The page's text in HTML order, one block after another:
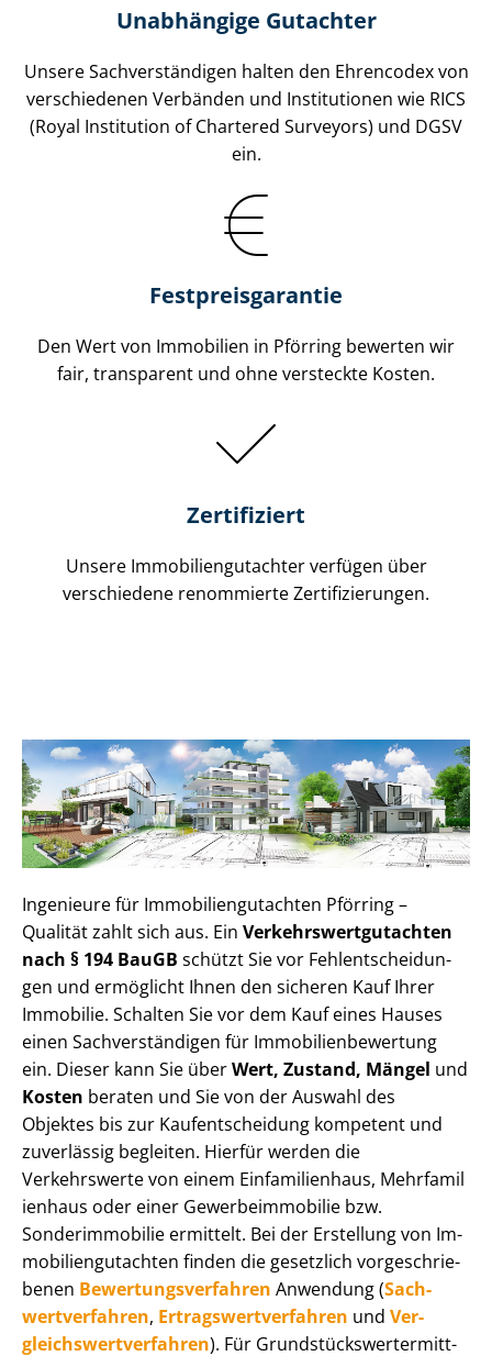
Unabhängige Gutachter
Unsere Sach­ver­stän­di­gen halten den Ehrencodex von
verschiedenen Verbänden und Institutionen wie RICS
(Royal Institution of Chartered Surveyors) und DGSV
ein.
Festpreis​garantie
Den Wert von Immobilien in Pförring bewerten wir
fair, transparent und ohne versteckte Kosten.
Zertifiziert
Unsere Immobilien­gutachter verfügen über
verschiedene renommierte Zer­ti­fi­zie­run­gen.
Ingenieure für Im­mo­bi­li­en­gut­ach­ten Pförring –
Qualität zahlt sich aus. Ein Ver­kehrs­wert­gut­ach­ten
nach § 194 BauGB schützt Sie vor Fehl­ent­schei­dun­
gen und ermöglicht Ihnen den sicheren Kauf Ihrer
Immobilie. Schalten Sie vor dem Kauf eines Hauses
einen Sach­ver­stän­di­gen für Im­mo­bi­li­en­be­wer­tung
ein. Dieser kann Sie überWert, Zustand, Mängel und
Kosten beraten und Sie von der Auswahl des
Objektes bis zur Kauf­ent­schei­dung kompetent und
zuverlässig begleiten. Hierfür werden die
Verkehrswerte von einem Einfamilienhaus, Mehr­fa­mi­l
i­en­haus oder einer Ge­wer­be­im­mo­bi­lie bzw.
Sonderimmobilie ermittelt. Bei der Erstellung von Im­
mo­bi­li­en­gut­ach­ten finden die gesetzlich vor­ge­schrie­
be­nen Be­wer­tungs­ver­fah­ren Anwendung (Sach­
wert­ver­fah­ren, Er­trags­wert­ver­fah­ren und Ver­
gleichs­wert­ver­fah­ren). Für Grund­stücks­wert­ermitt­